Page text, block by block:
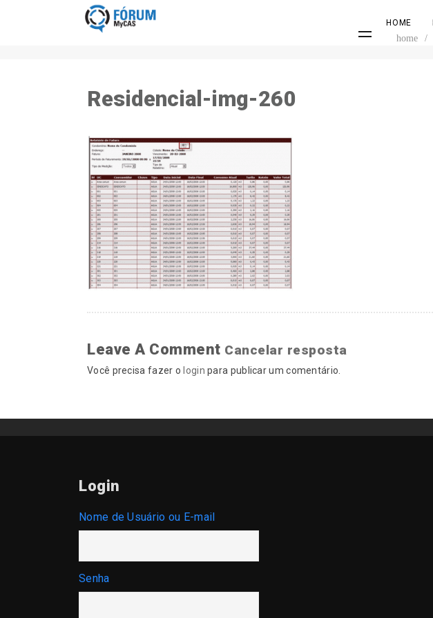
HOME
home /
Residencial-img-260
Leave A Comment Cancelar resposta
Você precisa fazer o login para publicar um comentário.
Login
Nome de Usuário ou E-mail
Senha